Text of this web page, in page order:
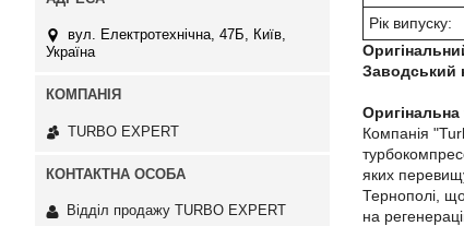
Рік випуску:
Заводський
Оригінальна
Компанія
яких
Тернополі,
на
вул. Електротехнічна, 47Б, Київ,
Україна
TURBO EXPERT
Відділ продажу TURBO EXPERT